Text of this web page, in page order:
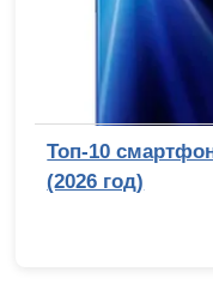
Топ-10
(2026 год)